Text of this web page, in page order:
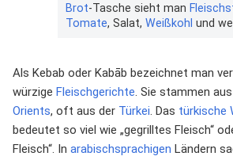
Brot-Tasche sieht man
Tomate, Salat, Weißkohl und
Als Kebab oder Kabāb bezeichnet man
würzige Fleischgerichte. Sie stammen
Orients, oft aus der Türkei. Das türkische
bedeutet so viel wie „gegrilltes Fleisch“
Fleisch“. In arabischsprachigen Ländern